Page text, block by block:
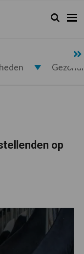
Zoeken...
Zoek
op